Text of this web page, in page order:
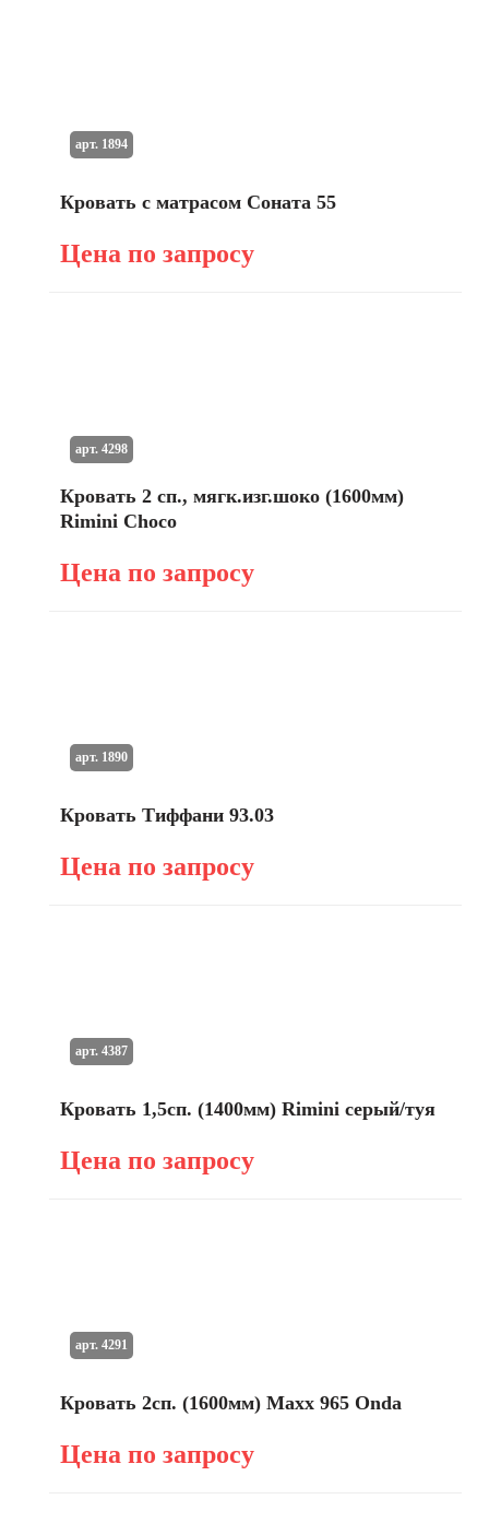
Кровать с матрасом Соната 55
Цена по запросу
арт. 1894
Кровать 2 сп., мягк.изг.шоко (1600мм)
Rimini Choco
Цена по запросу
арт. 4298
Кровать Тиффани 93.03
Цена по запросу
арт. 1890
Кровать 1,5сп. (1400мм) Rimini серый/туя
Цена по запросу
арт. 4387
Кровать 2сп. (1600мм) Maxx 965 Onda
Цена по запросу
арт. 4291